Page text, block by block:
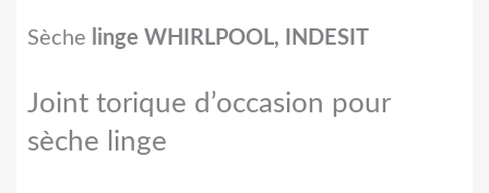
Sèche linge WHIRLPOOL, INDESIT
Joint torique d’occasion pour
sèche linge